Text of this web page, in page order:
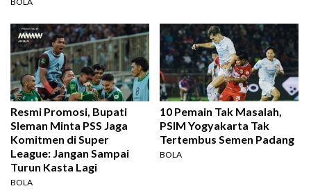
Resmi Promosi, Bupati
Sleman Minta PSS Jaga
Komitmen di Super
League: Jangan Sampai
Turun Kasta Lagi
BOLA
10 Pemain Tak Masalah,
PSIM Yogyakarta Tak
Tertembus Semen Padang
BOLA